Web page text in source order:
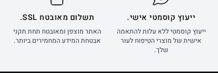
ייעוץ קוסמטי אישי.
ייעוץ קוסמטי ללא עלות להתאמה
אישית של מוצרי הטיפוח לעור
שלך.
תשלום מאובטח SSL.
האתר מוצפן ומאובטח תחת תקני
אבטחת המידע המחמירים ביותר.